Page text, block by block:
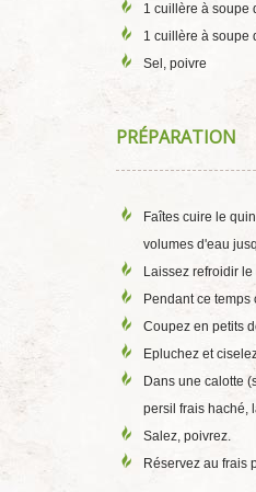
1 cuillère à soupe
1 cuillère à soupe
Sel, poivre
PRÉPARATION
Faîtes cuire le
volumes d'eau
Laissez refroidir
Pendant ce
Coupez en petits
Epluchez et
Dans une calotte
persil frais haché,
Salez, poivrez.
Réservez au frais